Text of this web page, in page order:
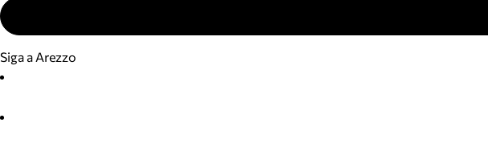
Siga a Arezzo